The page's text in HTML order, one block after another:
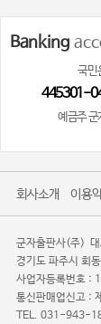
Banking
국민
445301-
예금주
회사소개 이용
군자출판사(주)
경기도 파주시 회
사업자등록번호
통신판매업신고 :
TEL. 031-943-